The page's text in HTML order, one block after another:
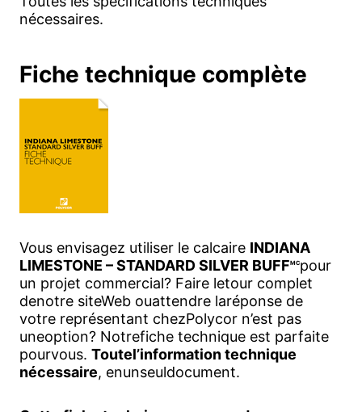
nécessaires.
Fiche technique complète
Vous envisagez utiliser le calcaire INDIANA
LIMESTONE – STANDARD SILVER BUFFMCpour
un projet commercial? Faire letour complet
denotre siteWeb ouattendre laréponse de
votre représentant chezPolycor n’est pas
uneoption? Notrefiche technique est parfaite
pourvous. Toutel’information technique
nécessaire, enunseuldocument.